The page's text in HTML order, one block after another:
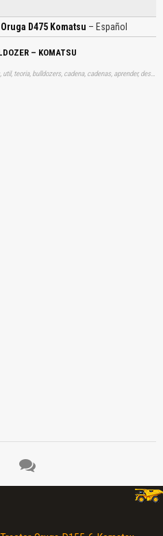
D475 Komatsu – Español
– KOMATSU
Tags: curso, cursos, manuales, manualitos, gratis, util, teoria, bulldozers, cadena, cadenas, aprender, descargas